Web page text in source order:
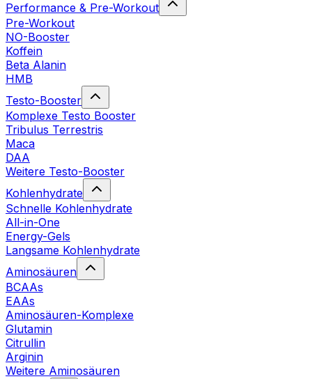
Performance & Pre-Workout
Pre-Workout
NO-Booster
Koffein
Beta Alanin
HMB
Testo-Booster
Komplexe Testo Booster
Tribulus Terrestris
Maca
DAA
Weitere Testo-Booster
Kohlenhydrate
Schnelle Kohlenhydrate
All-in-One
Energy-Gels
Langsame Kohlenhydrate
Aminosäuren
BCAAs
EAAs
Aminosäuren-Komplexe
Glutamin
Citrullin
Arginin
Weitere Aminosäuren